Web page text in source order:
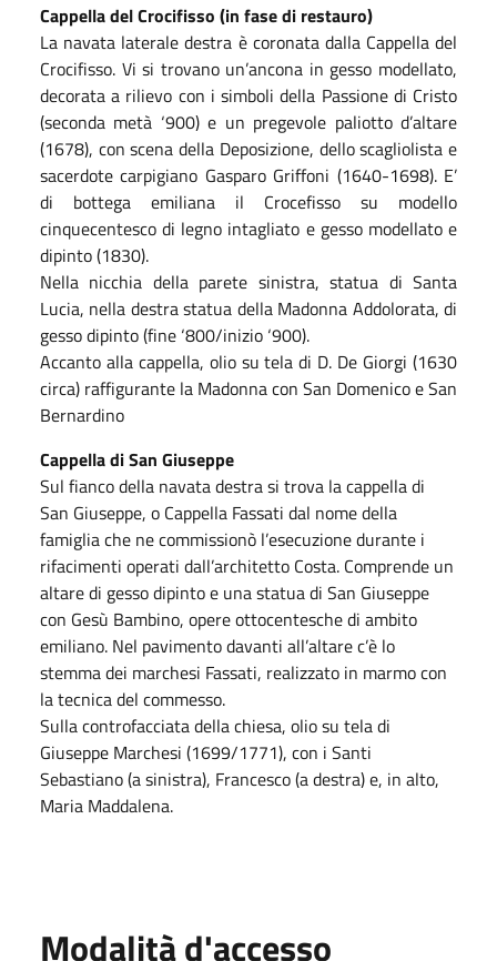
Cappella del Crocifisso (in fase di restauro)
La navata laterale destra è coronata dalla Cappella del
Crocifisso. Vi si trovano un’ancona in gesso modellato,
decorata a rilievo con i simboli della Passione di Cristo
(seconda metà ‘900) e un pregevole paliotto d’altare
(1678), con scena della Deposizione, dello scagliolista e
sacerdote carpigiano Gasparo Griffoni (1640-1698). E’
di bottega emiliana il Crocefisso su modello
cinquecentesco di legno intagliato e gesso modellato e
dipinto (1830).
Nella nicchia della parete sinistra, statua di Santa
Lucia, nella destra statua della Madonna Addolorata, di
gesso dipinto (fine ‘800/inizio ‘900).
Accanto alla cappella, olio su tela di D. De Giorgi (1630
circa) raffigurante la Madonna con San Domenico e San
Bernardino
Cappella di San Giuseppe
Sul fianco della navata destra si trova la cappella di
San Giuseppe, o Cappella Fassati dal nome della
famiglia che ne commissionò l’esecuzione durante i
rifacimenti operati dall’architetto Costa. Comprende un
altare di gesso dipinto e una statua di San Giuseppe
con Gesù Bambino, opere ottocentesche di ambito
emiliano. Nel pavimento davanti all’altare c’è lo
stemma dei marchesi Fassati, realizzato in marmo con
la tecnica del commesso.
Sulla controfacciata della chiesa, olio su tela di
Giuseppe Marchesi (1699/1771), con i Santi
Sebastiano (a sinistra), Francesco (a destra) e, in alto,
Maria Maddalena.
Modalità d'accesso